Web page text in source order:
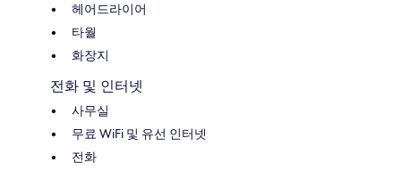
헤어드라이어
타월
화장지
전화 및 인터넷
사무실
무료 WiFi 및 유선 인터넷
전화